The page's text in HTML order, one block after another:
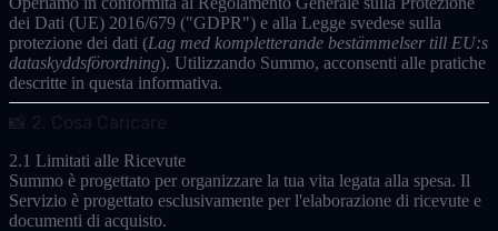
dei Dati (UE) 2016/679 ("GDPR") e alla Legge svedese sulla
protezione dei dati (Lag med kompletterande bestämmelser till EU:s
dataskyddsförordning). Utilizzando Summo, acconsenti alle pratiche
descritte in questa informativa.
📸 2. Cosa Caricare
2.1 Limitati alle Ricevute
Summo è progettato per organizzare la tua vita legata alla spesa. Il
Servizio è progettato esclusivamente per l'elaborazione di ricevute e
documenti di acquisto.